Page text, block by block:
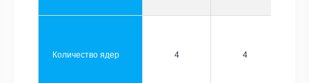
Количество ядер 4 4